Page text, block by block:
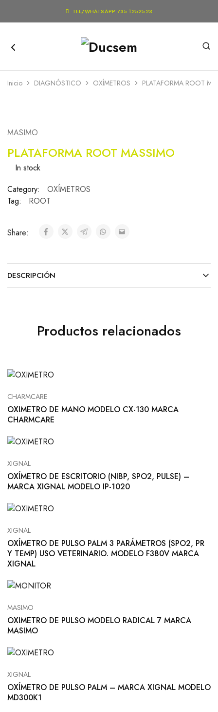
 TEL/WHATSAPP 735 1252523
Inicio DIAGNÓSTICO OXÍMETROS PLATAFORMA ROOT
MASIMO
PLATAFORMA ROOT MASSIMO
In stock
Category:
OXÍMETROS
Tag:
ROOT
Share:
DESCRIPCIÓN
Productos relacionados
CHARMCARE
OXIMETRO DE MANO MODELO CX-130 MARCA
CHARMCARE
XIGNAL
OXÍMETRO DE ESCRITORIO (NIBP, SPO2, PULSE) –
MARCA XIGNAL MODELO IP-1020
XIGNAL
OXÍMETRO DE PULSO PALM 3 PARÁMETROS (SPO2, PR
Y TEMP) USO VETERINARIO. MODELO F380V MARCA
XIGNAL
MASIMO
OXIMETRO DE PULSO MODELO RADICAL 7 MARCA
MASIMO
XIGNAL
OXÍMETRO DE PULSO PALM – MARCA XIGNAL MODELO
MD300K1